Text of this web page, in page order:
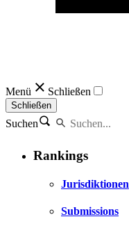
Menü Schließen
Schließen
Suchen
Rankings
Jurisdiktionen
Submissions